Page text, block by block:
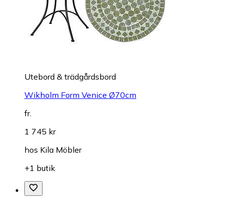
Utebord & trädgårdsbord
Wikholm Form Venice Ø70cm
fr.
1 745 kr
hos Kila Möbler
+1 butik